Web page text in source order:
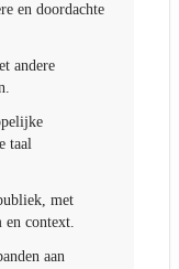
en doordachte
andere
taal
met
en context.
aan